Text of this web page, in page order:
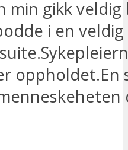
min gikk veldig
i en
oppholdet.En